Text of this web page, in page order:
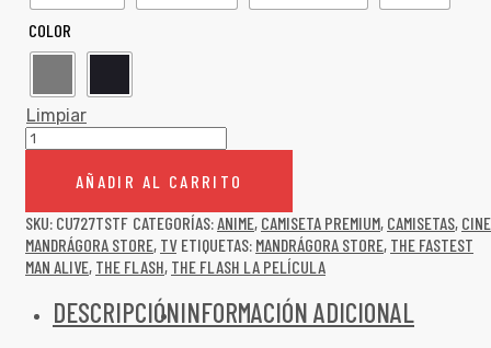
COLOR
Limpiar
AÑADIR AL CARRITO
SKU: CU727TSTF CATEGORÍAS:ANIME, CAMISETA PREMIUM, CAMISETAS, CINE
MANDRÁGORA STORE, TV ETIQUETAS: MANDRÁGORA STORE, THE FASTEST
MAN ALIVE, THE FLASH, THE FLASH LA PELÍCULA
DESCRIPCIÓNINFORMACIÓN ADICIONAL